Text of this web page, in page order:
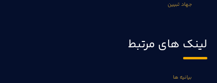
جهاد تبیین
لینک های مرتبط
بیانیه ها